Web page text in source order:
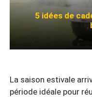
5 idées de
La saison estivale
période idéale pour